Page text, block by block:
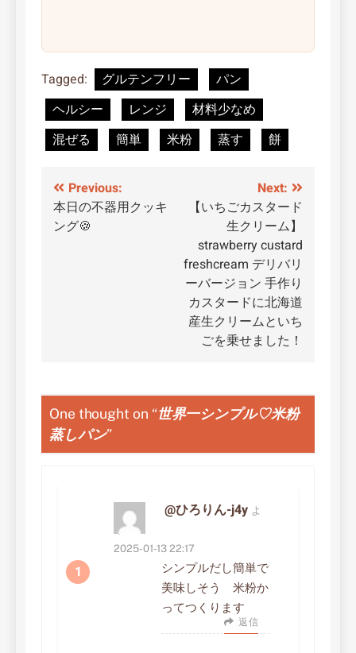
Tagged: グルテンフリー
パン
ヘルシー
レンジ
材料少なめ
混ぜる
簡単 米粉 蒸す 餅
投
稿
ョ
ン
Previous:
本日の不器用クッキ
ング🍪
Next:
【いちごカスタード
生クリーム】
strawberry custard
freshcream デリバリ
ーバージョン 手作り
カスタードに北海道
産生クリームといち
ごを乗せました！
One thought on “世界一シンプル♡米粉
蒸しパン”
@ひろりん-j4y よ
り:
2025-01-13 22:17
シンプルだし簡単で
美味しそう 米粉か
ってつくります
返信